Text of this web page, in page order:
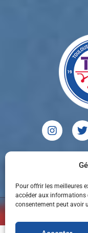
Pour offrir les meilleures
accéder aux informations
consentement peut avoir
I
n
t
r
a
m
T
w
t
t
r